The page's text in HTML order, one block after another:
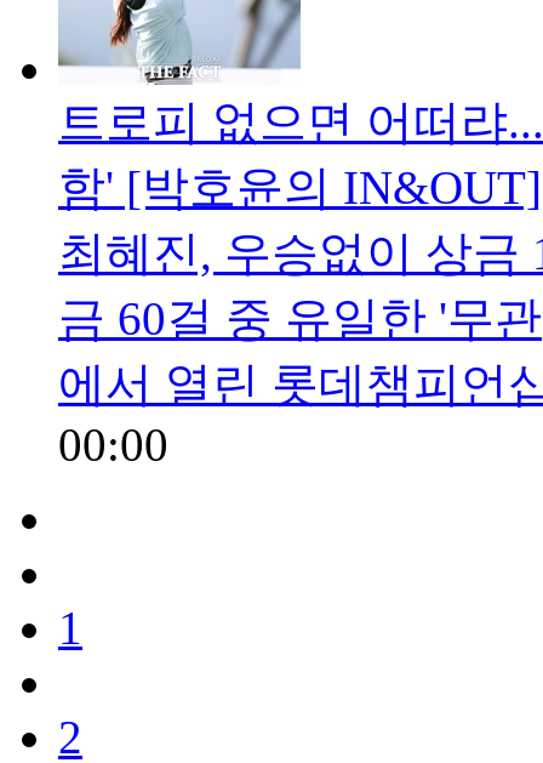
트로피 없으면 어떠랴
함' [박호윤의 IN&OUT]
최혜진, 우승없이 상금
금 60걸 중 유일한 '무
에서 열린 롯데챔피언
00:00
1
2